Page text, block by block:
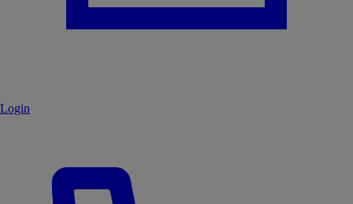
Login